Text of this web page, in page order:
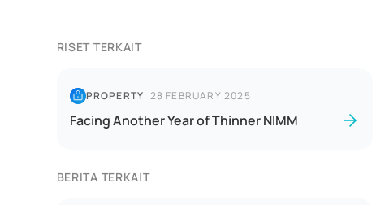
RISET TERKAIT
PROPERTY| 28 FEBRUARY 2025
Facing Another Year of Thinner NIMM
BERITA TERKAIT